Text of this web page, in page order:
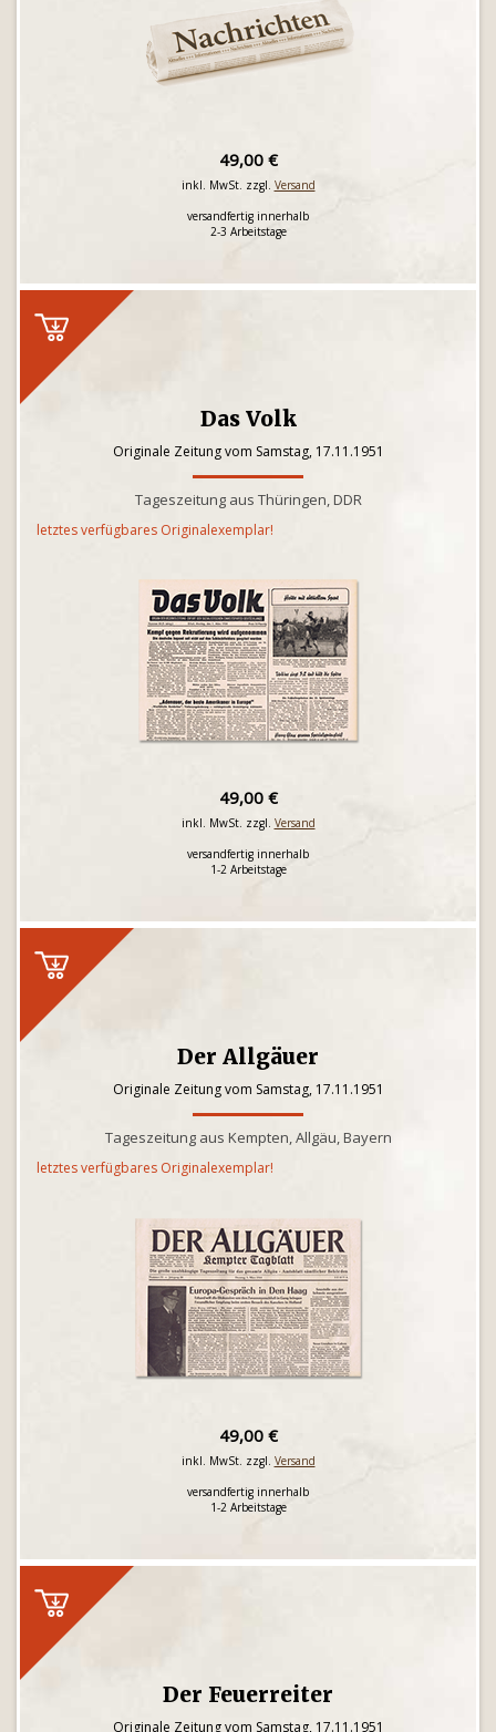
49,00 €
inkl. MwSt. zzgl. Versand
versandfertig innerhalb
2-3 Arbeitstage
Das Volk
Originale Zeitung vom Samstag, 17.11.1951
Tageszeitung aus Thüringen, DDR
letztes verfügbares Originalexemplar!
49,00 €
inkl. MwSt. zzgl. Versand
versandfertig innerhalb
1-2 Arbeitstage
Der Allgäuer
Originale Zeitung vom Samstag, 17.11.1951
Tageszeitung aus Kempten, Allgäu, Bayern
letztes verfügbares Originalexemplar!
49,00 €
inkl. MwSt. zzgl. Versand
versandfertig innerhalb
1-2 Arbeitstage
Der Feuerreiter
Originale Zeitung vom Samstag, 17.11.1951